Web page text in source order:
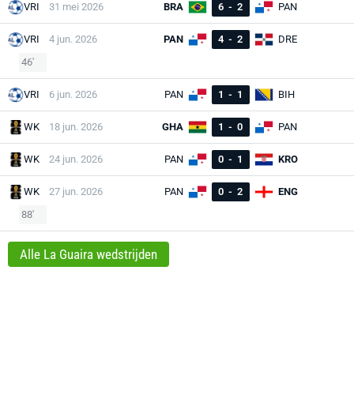
VRI 31 mei 2026 BRA 6 - 2 PAN
VRI 4 jun. 2026 PAN 4 - 2
DRE
46'
VRI 6 jun. 2026 PAN 1 - 1 BIH
WK 18 jun. 2026 GHA 1 - 0 PAN
WK 24 jun. 2026 PAN 0 - 1 KRO
WK 27 jun. 2026 PAN 0 - 2
ENG
88'
Alle La Guaira wedstrijden